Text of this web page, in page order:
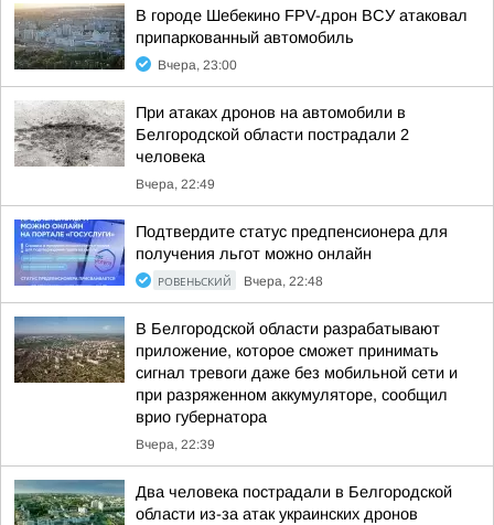
В городе Шебекино FPV-дрон ВСУ атаковал
припаркованный автомобиль
Вчера, 23:00
При атаках дронов на автомобили в
Белгородской области пострадали 2
человека
Вчера, 22:49
Подтвердите статус предпенсионера для
получения льгот можно онлайн
РОВЕНЬСКИЙ Вчера, 22:48
В Белгородской области разрабатывают
приложение, которое сможет принимать
сигнал тревоги даже без мобильной сети и
при разряженном аккумуляторе, сообщил
врио губернатора
Вчера, 22:39
Два человека пострадали в Белгородской
области из-за атак украинских дронов